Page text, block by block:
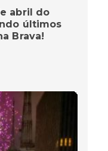
abril do
últimos
Brava!